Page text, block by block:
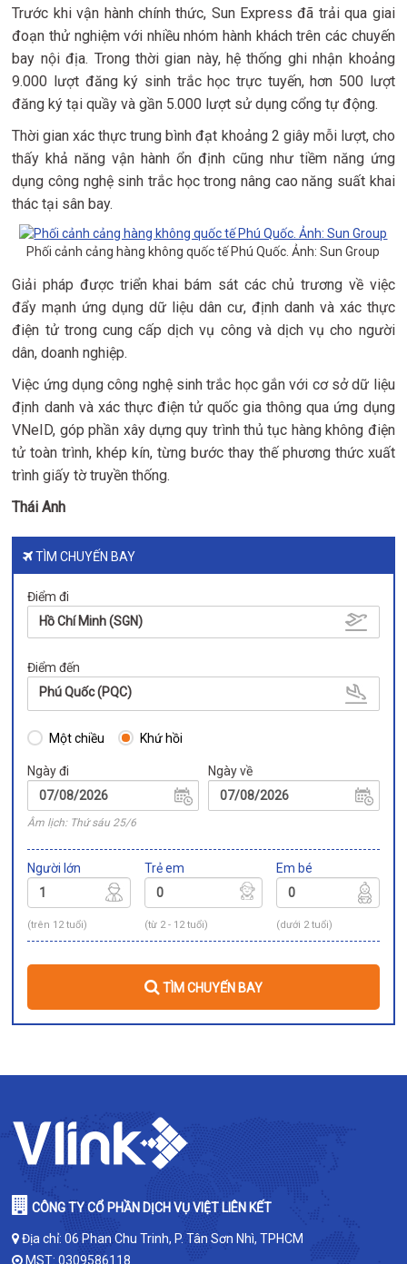
Trước khi vận hành chính thức, Sun Express đã trải qua giai
đoạn thử nghiệm với nhiều nhóm hành khách trên các chuyến
bay nội địa. Trong thời gian này, hệ thống ghi nhận khoảng
9.000 lượt đăng ký sinh trắc học trực tuyến, hơn 500 lượt
đăng ký tại quầy và gần 5.000 lượt sử dụng cổng tự động.
Thời gian xác thực trung bình đạt khoảng 2 giây mỗi lượt, cho
thấy khả năng vận hành ổn định cũng như tiềm năng ứng
dụng công nghệ sinh trắc học trong nâng cao năng suất khai
thác tại sân bay.
Phối cảnh cảng hàng không quốc tế Phú Quốc. Ảnh: Sun Group
Giải pháp được triển khai bám sát các chủ trương về việc
đẩy mạnh ứng dụng dữ liệu dân cư, định danh và xác thực
điện tử trong cung cấp dịch vụ công và dịch vụ cho người
dân, doanh nghiệp.
Việc ứng dụng công nghệ sinh trắc học gắn với cơ sở dữ liệu
định danh và xác thực điện tử quốc gia thông qua ứng dụng
VNeID, góp phần xây dựng quy trình thủ tục hàng không điện
tử toàn trình, khép kín, từng bước thay thế phương thức xuất
trình giấy tờ truyền thống.
Thái Anh
TÌM CHUYẾN BAY
Điểm đi
Hồ Chí Minh (SGN)
Điểm đến
Phú Quốc (PQC)
Một chiều Khứ hồi
Ngày đi
Âm lịch: Thứ sáu 25/6
Ngày về
Người lớn
(trên 12 tuổi)
Trẻ em
(từ 2 - 12 tuổi)
Em bé
(dưới 2 tuổi)
TÌM CHUYẾN BAY
CÔNG TY CỔ PHẦN DỊCH VỤ VIỆT LIÊN KẾT
Địa chỉ: 06 Phan Chu Trinh, P. Tân Sơn Nhì, TPHCM
MST: 0309586118